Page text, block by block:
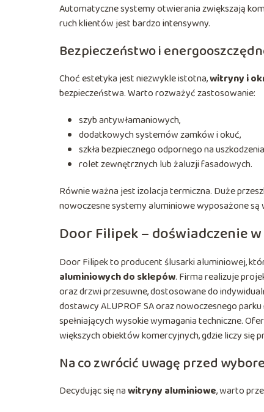
Automatyczne systemy otwierania zwiększają
ruch klientów jest bardzo intensywny.
Bezpieczeństwo i
Choć estetyka jest niezwykle istotna,witryny i
bezpieczeństwa. Warto rozważyć zastosowanie:
szyb antywłamaniowych,
dodatkowych systemów zamków i okuć,
szkła bezpiecznego odpornego na
rolet zewnętrznych lub żaluzji fasadowych.
Równie ważna jest izolacja termiczna. Duże
nowoczesne systemy aluminiowe wyposażone są
Door Filipek – doświadczenie
Door Filipek to producent ślusarki aluminiowej,
aluminiowych do sklepów. Firma realizuje
oraz drzwi przesuwne, dostosowane do
dostawcy ALUPROF SA oraz nowoczesnego
spełniających wysokie wymagania techniczne.
większych obiektów komercyjnych, gdzie liczy się
Na co zwrócić uwagę przed
Decydując się nawitryny aluminiowe, warto